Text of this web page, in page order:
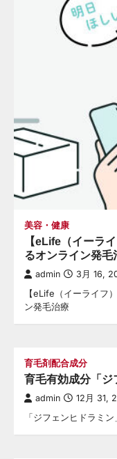
美容・健康
【eLife（イーラ
るオンライン発毛
admin 3月 16,
【eLife（イーライフ
ン発毛治療
育毛剤配合成分
育毛有効成分「ジ
admin 12月 31,
「ジフェンヒドラミ